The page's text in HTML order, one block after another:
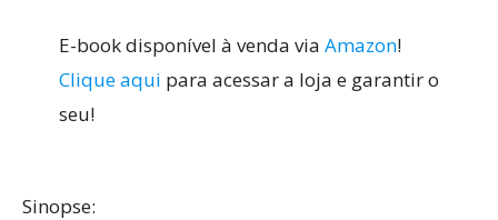
E-book disponível à venda via Amazon!
Clique aqui para acessar a loja e garantir o
seu!
Sinopse: